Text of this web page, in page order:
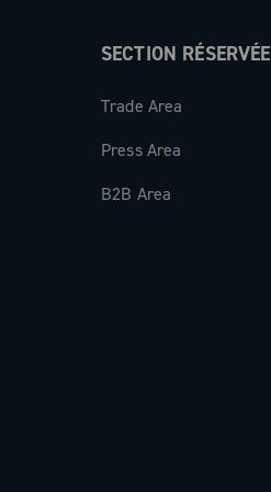
SECTION RÉSERVÉE
Trade Area
Press Area
B2B Area